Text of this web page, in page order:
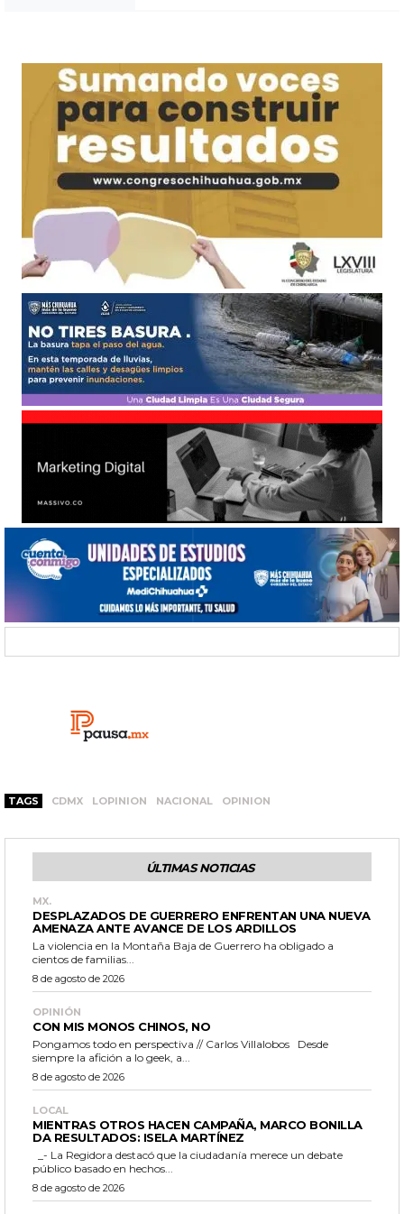
TAGS CDMX LOPINION NACIONAL OPINION
ÚLTIMAS NOTICIAS
MX.
DESPLAZADOS DE GUERRERO ENFRENTAN UNA NUEVA
AMENAZA ANTE AVANCE DE LOS ARDILLOS
La violencia en la Montaña Baja de Guerrero ha obligado a
cientos de familias...
8 de agosto de 2026
OPINIÓN
CON MIS MONOS CHINOS, NO
Pongamos todo en perspectiva // Carlos Villalobos Desde
siempre la afición a lo geek, a...
8 de agosto de 2026
LOCAL
MIENTRAS OTROS HACEN CAMPAÑA, MARCO BONILLA
DA RESULTADOS: ISELA MARTÍNEZ
público basado en hechos...
8 de agosto de 2026